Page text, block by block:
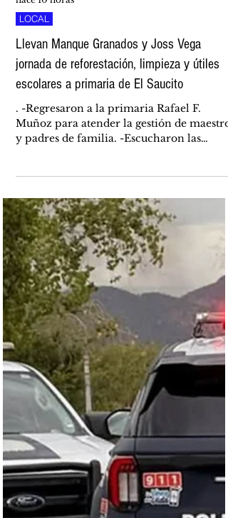
hace 10 horas
LOCAL
escolares a primaria de El Saucito
. -Regresaron a la primaria Rafael F.
Muñoz para atender la gestión de maestros
y padres de familia. -Escucharon las
necesidades de los vecinos y entregaron
útiles escolares a niñas y niños de la
colonia. Chihuahua, Chih.- Las diputadas
Manque Granados y Joss Vega realizaron
una jornada de limpieza y reforestación
la escuela primaria Rafael F. Muñoz, en la
colonia El Saucito, previo al arranque del
nuevo ciclo escolar, y con el objetivo de
contribuir a que las niñas y